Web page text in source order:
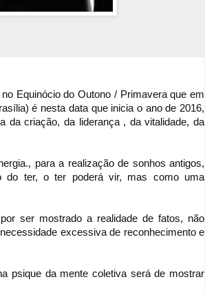
Equinócio do Outono / Primavera que em
é nestadata que inicia o ano de 2016,
da criação, da liderança , da vitalidade, da
para a realização de sonhos antigos,
do ter, o ter poderá vir, mas como uma
ser mostrado a realidade de fatos, não
necessidade excessiva de reconhecimento e
psique da mente coletiva será de mostrar